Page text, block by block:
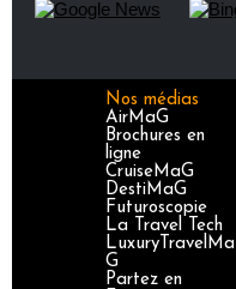
Nos médias
AirMaG
Brochures en
ligne
CruiseMaG
DestiMaG
Futuroscopie
La Travel Tech
LuxuryTravelMa
G
Partez en